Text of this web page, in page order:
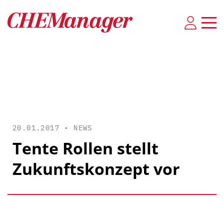
20.01.2017 • NEWS
Tente Rollen stellt
Zukunftskonzept vor